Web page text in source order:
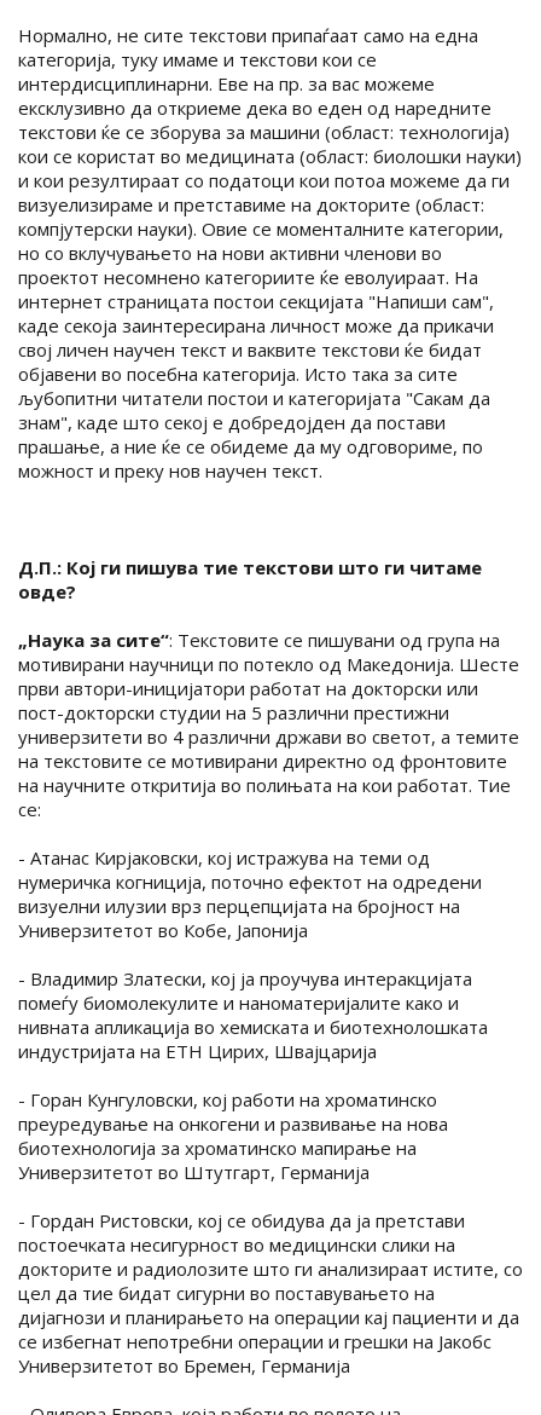
Нормално, не сите текстови припаѓаат само на една
категорија, туку имаме и текстови кои се
интердисциплинарни. Еве на пр. за вас можеме
ексклузивно да откриеме дека во еден од наредните
текстови ќе се зборува за машини (област: технологија)
кои се користат во медицината (област: биолошки науки)
и кои резултираат со податоци кои потоа можеме да ги
визуелизираме и претставиме на докторите (област:
компјутерски науки). Овие се моменталните категории,
но со вклучувањето на нови активни членови во
проектот несомнено категориите ќе еволуираат. На
интернет страницата постои секцијата "Напиши сам",
каде секоја заинтересирана личност може да прикачи
свој личен научен текст и ваквите текстови ќе бидат
објавени во посебна категорија. Исто така за сите
љубопитни читатели постои и категоријата "Сакам да
знам", каде што секој е добредојден да постави
прашање, а ние ќе се обидеме да му одговориме, по
можност и преку нов научен текст.
Д.П.: Кој ги пишува тие текстови што ги читаме
овде?
„Наука за сите“: Текстовите се пишувани од група на
мотивирани научници по потекло од Македонија. Шесте
први автори-иницијатори работат на докторски или
пост-докторски студии на 5 различни престижни
универзитети во 4 различни држави во светот, а темите
на текстовите се мотивирани директно од фронтовите
на научните откритија во полињата на кои работат. Тие
се:
- Атанас Кирјаковски, кој истражува на теми од
нумеричка когниција, поточно ефектот на одредени
визуелни илузии врз перцепцијата на бројност на
Универзитетот во Кобе, Јапонија
- Владимир Златески, кој ја проучува интеракцијата
помеѓу биомолекулите и наноматеријалите како и
нивната апликација во хемиската и биотехнолошката
индустријата на ETH Цирих, Швајцарија
- Горан Кунгуловски, кој работи на хроматинско
преуредување на онкогени и развивање на нова
биотехнологија за хроматинско мапирање на
Универзитетот во Штутгарт, Германија
- Гордан Ристовски, кој се обидува да ја претстави
постоечката несигурност во медицински слики на
докторите и радиолозите што ги анализираат истите, со
цел да тие бидат сигурни во поставувањето на
дијагнози и планирањето на операции кај пациенти и да
се избегнат непотребни операции и грешки на Јакобс
Универзитетот во Бремен, Германија